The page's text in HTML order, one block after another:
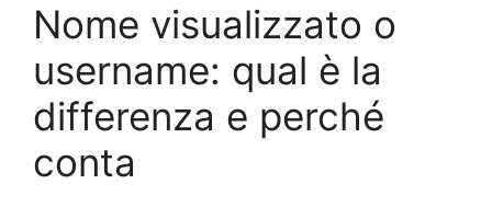
Nome visualizzato o
username: qual è la
differenza e perché
conta